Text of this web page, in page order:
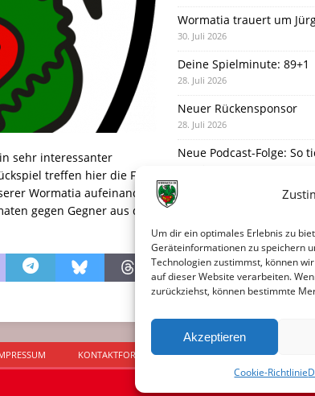
Um dir ein optimales Erlebnis zu
Geräteinformationen zu speichern
Technologien zustimmst, können
auf dieser Website verarbeiten.
zurückziehst, können bestimmte
Akzeptieren
Cookie-Richtlinie
sehr interessanter
treffen hier die F-
Wormatia aufeinander.
gegen Gegner aus den
Wormatia trauert um
30. Juli 2026
Deine Spielminute: 89+1
28. Juli 2026
Neuer Rückensponsor
28. Juli 2026
Neue Podcast-Folge: So
Eindrücke vom
KONTAKTFORMULAR DATENSCHUTZERKLÄRUNG